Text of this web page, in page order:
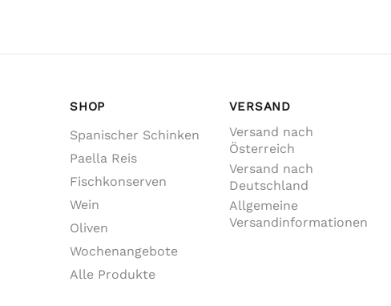
SHOP
Spanischer Schinken
Paella Reis
Fischkonserven
Wein
Oliven
Wochenangebote
Alle Produkte
VERSAND
Versand nach
Österreich
Versand nach
Deutschland
Allgemeine
Versandinformationen